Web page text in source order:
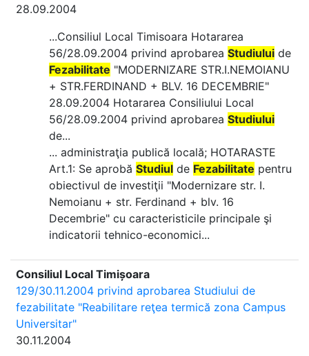
28.09.2004
...Consiliul Local Timisoara Hotararea
56/28.09.2004 privind aprobarea Studiului de
Fezabilitate "MODERNIZARE STR.I.NEMOIANU
+ STR.FERDINAND + BLV. 16 DECEMBRIE"
28.09.2004 Hotararea Consiliului Local
56/28.09.2004 privind aprobarea Studiului
de...
... administraţia publică locală; HOTARASTE
Art.1: Se aprobă Studiul de Fezabilitate pentru
obiectivul de investiţii "Modernizare str. I.
Nemoianu + str. Ferdinand + blv. 16
Decembrie" cu caracteristicile principale şi
indicatorii tehnico-economici...
Consiliul Local Timișoara
129/30.11.2004 privind aprobarea Studiului de
fezabilitate "Reabilitare reţea termică zona Campus
Universitar"
30.11.2004